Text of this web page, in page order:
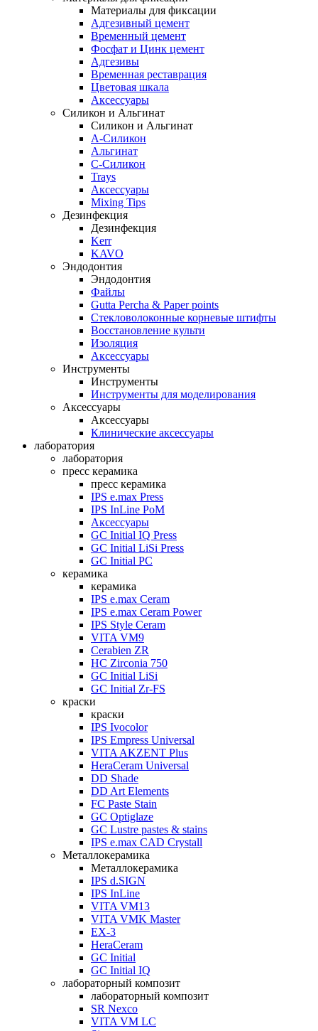
Материалы для фиксации
Адгезивный цемент
Временный цемент
Фосфат и Цинк цемент
Адгезивы
Временная реставрация
Цветовая шкала
Аксессуары
Силикон и Альгинат
Силикон и Альгинат
A-Силикон
Альгинат
C-Силикон
Trays
Аксессуары
Mixing Tips
Дезинфекция
Дезинфекция
Kerr
KAVO
Эндодонтия
Эндодонтия
Файлы
Gutta Percha & Paper points
Стекловолоконные корневые штифты
Восстановление культи
Изоляция
Аксессуары
Инструменты
Инструменты
Инструменты для моделирования
Аксессуары
Аксессуары
Клинические аксессуары
лаборатория
лаборатория
пресс керамика
пресс керамика
IPS e.max Press
IPS InLine PoM
Аксессуары
GC Initial IQ Press
GC Initial LiSi Press
GC Initial PC
керамика
керамика
IPS e.max Ceram
IPS e.max Ceram Power
IPS Style Ceram
VITA VM9
Cerabien ZR
HC Zirconia 750
GC Initial LiSi
GC Initial Zr-FS
краски
краски
IPS Ivocolor
IPS Empress Universal
VITA AKZENT Plus
HeraCeram Universal
DD Shade
DD Art Elements
FC Paste Stain
GC Optiglaze
GC Lustre pastes & stains
IPS e.max CAD Crystall
Металлокерамика
Металлокерамика
IPS d.SIGN
IPS InLine
VITA VM13
VITA VMK Master
EX-3
HeraCeram
GC Initial
GC Initial IQ
лабораторный композит
лабораторный композит
SR Nexco
VITA VM LC